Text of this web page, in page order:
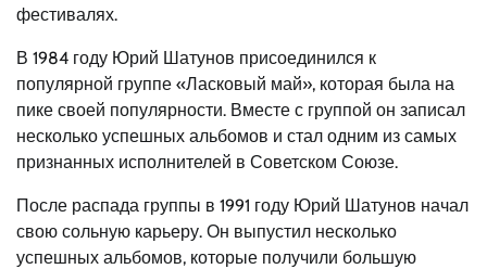
фестивалях.
В 1984 году Юрий Шатунов присоединился к
популярной группе «Ласковый май», которая была на
пике своей популярности. Вместе с группой он записал
несколько успешных альбомов и стал одним из самых
признанных исполнителей в Советском Союзе.
После распада группы в 1991 году Юрий Шатунов начал
свою сольную карьеру. Он выпустил несколько
успешных альбомов, которые получили большую